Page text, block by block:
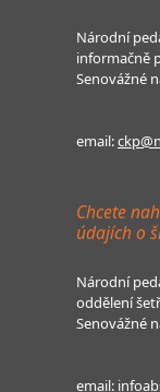
Národní
informačně
Senovážné
email:
Chcete
údajích o
Národní
oddělení
Senovážné
email: